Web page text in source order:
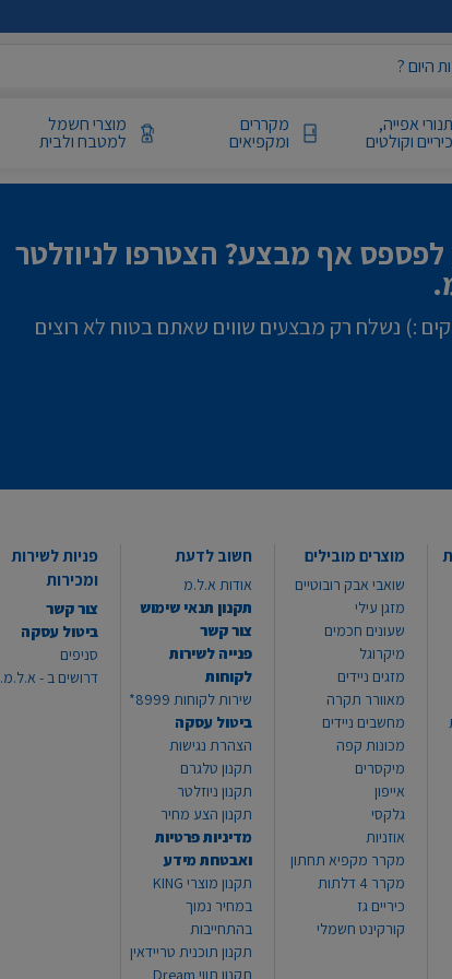
תנורי אפייה,
כיריים וקולטים
מקררים
ומקפיאים
מוצרי חשמל
למטבח ולבית
לפספס אף מבצע? הצטרפו לניוזלטר
:) נשלח רק מבצעים שווים שאתם בטוח לא רוצים
מוצרים מובילים
שואבי אבק רובוטיים
מזגן עילי
שעונים חכמים
מיקרוגל
מזגים ניידים
מאוורר תקרה
מחשבים ניידים
מכונות קפה
מיקסרים
אייפון
גלקסי
אוזניות
מקרר מקפיא תחתון
מקרר 4 דלתות
כיריים גז
קורקינט חשמלי
חשוב לדעת
אודות א.ל.מ
תקנון תנאי שימוש
צור קשר
פנייה לשירות
לקוחות
שירות לקוחות 8999*
ביטול עסקה
הצהרת נגישות
תקנון טלגרם
תקנון ניוזלטר
תקנון הצע מחיר
מדיניות פרטיות
ואבטחת מידע
תקנון מוצרי KING
במחיר נמוך
בהתחייבות
תקנון תוכנית טריידאין
תקנון תווי Dream
פניות לשירות
ומכירות
צור קשר
ביטול עסקה
סניפים
דרושים ב - א.ל.מ.